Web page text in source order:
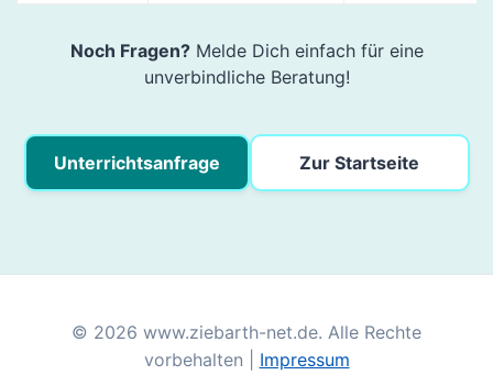
Noch Fragen?Melde Dich einfach für eine
unverbindliche Beratung!
Unterrichtsanfrage Zur Startseite
© 2026 www.ziebarth-net.de. Alle Rechte
vorbehalten | Impressum